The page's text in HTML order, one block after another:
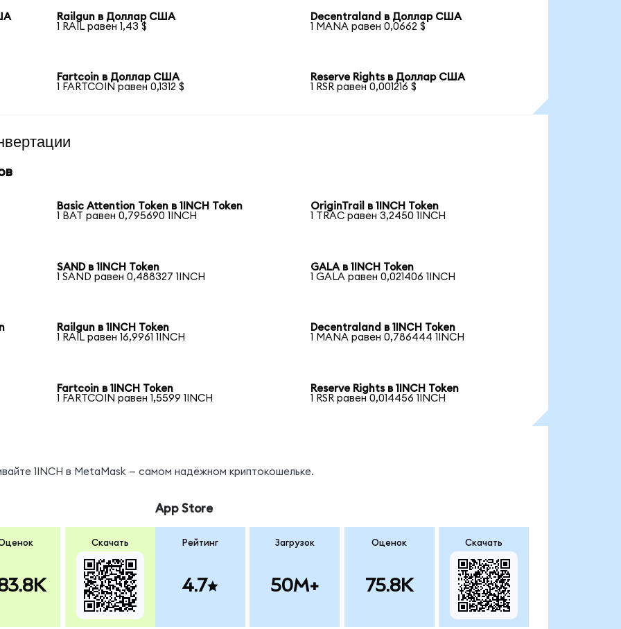
Railgun в Доллар США
1 RAIL равен 1,43 $
Decentraland в Доллар США
1 MANA равен 0,0662 $
Fartcoin в Доллар США
1 FARTCOIN равен 0,1312 $
Reserve Rights в Доллар США
1 RSR равен 0,001216 $
Basic Attention Token в 1INCH Token
1 BAT равен 0,795690 1INCH
OriginTrail в 1INCH Token
1 TRAC равен 3,2450 1INCH
SAND в 1INCH Token
1 SAND равен 0,488327 1INCH
GALA в 1INCH Token
1 GALA равен 0,021406 1INCH
Railgun в 1INCH Token
1 RAIL равен 16,9961 1INCH
Decentraland в 1INCH Token
1 MANA равен 0,786444 1INCH
Fartcoin в 1INCH Token
1 FARTCOIN равен 1,5599 1INCH
Reserve Rights в 1INCH Token
1 RSR равен 0,014456 1INCH
1INCH в MetaMask — самом надёжном криптокошельке.
Скачать
App Store
Рейтинг
4.7
Загрузок
50M+
Оценок
75.8K
Скачать